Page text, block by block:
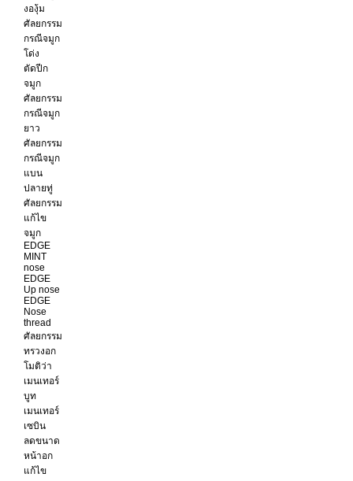
งองุ้ม
ศัลยกรรม
กรณีจมูก
โด่ง
ตัดปีก
จมูก
ศัลยกรรม
กรณีจมูก
ยาว
ศัลยกรรม
กรณีจมูก
แบน
ปลายทู่
ศัลยกรรม
แก้ไข
จมูก
EDGE
MINT
nose
EDGE
Up nose
EDGE
Nose
thread
ศัลยกรรม
ทรวงอก
โมติว่า
เมนเทอร์
บูท
เมนเทอร์
เซบิน
ลดขนาด
หน้าอก
แก้ไข